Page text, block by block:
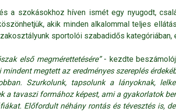
a szokásokhoz híven ismét egy nyugodt,
akik minden alkalommal teljes
sportolói szabadidős kategóriában,
első megmérettetésére”- kezdte
megtett az eredményes szereplés
Szurkolunk, tapsolunk a lányoknak,
tavaszi formához képest, ami a gyakorlatok
Előfordult néhány rontás és tévesztés is,